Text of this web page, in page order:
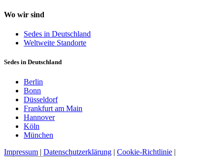
Wo wir sind
Sedes in Deutschland
Weltweite Standorte
Sedes in Deutschland
Berlin
Bonn
Düsseldorf
Frankfurt am Main
Hannover
Köln
München
Impressum | Datenschutzerklärung | Cookie-Richtlinie |